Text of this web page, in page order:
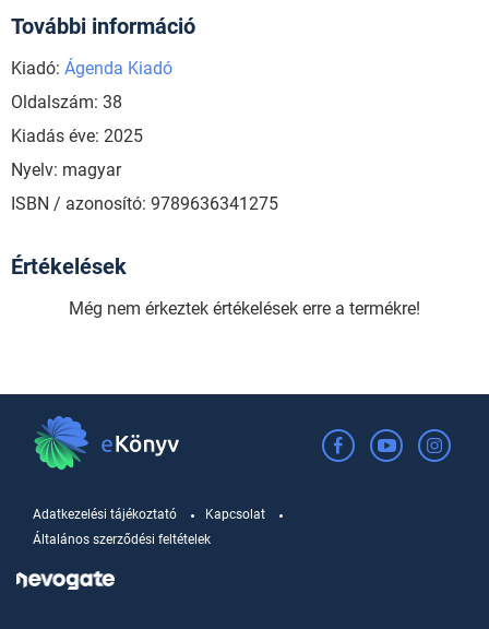
További információ
Kiadó: Ágenda Kiadó
Oldalszám: 38
Kiadás éve: 2025
Nyelv: magyar
ISBN / azonosító: 9789636341275
Értékelések
Még nem érkeztek értékelések erre a termékre!
Adatkezelési tájékoztató
Kapcsolat
Általános szerződési feltételek